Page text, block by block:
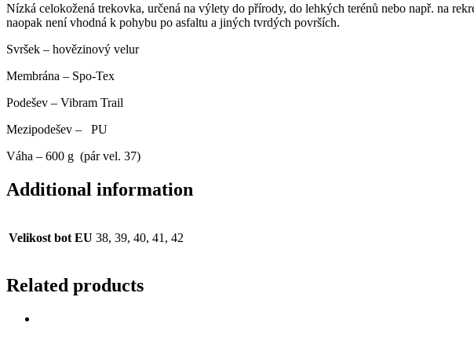
Nízká celokožená trekovka, určená na výlety do přírody, do lehkých terénů nebo např. na
naopak není vhodná k pohybu po asfaltu a jiných tvrdých površích.
Svršek – hovězinový velur
Membrána – Spo-Tex
Podešev – Vibram Trail
Mezipodešev – PU
Váha – 600 g (pár vel. 37)
Additional information
Velikost bot EU 38, 39, 40, 41, 42
Related products